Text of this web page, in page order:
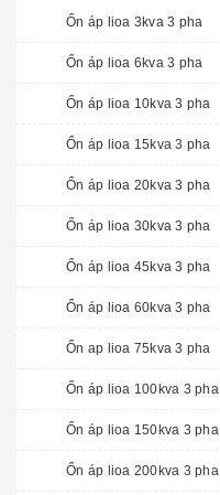
Ổn áp lioa 3kva 3 pha
Ổn áp lioa 6kva 3 pha
Ổn áp lioa 10kva 3 pha
Ổn áp lioa 15kva 3 pha
Ổn áp lioa 20kva 3 pha
Ổn áp lioa 30kva 3 pha
Ổn áp lioa 45kva 3 pha
Ổn áp lioa 60kva 3 pha
Ổn ap lioa 75kva 3 pha
Ổn áp lioa 100kva 3 pha
Ổn áp lioa 150kva 3 pha
Ổn áp lioa 200kva 3 pha